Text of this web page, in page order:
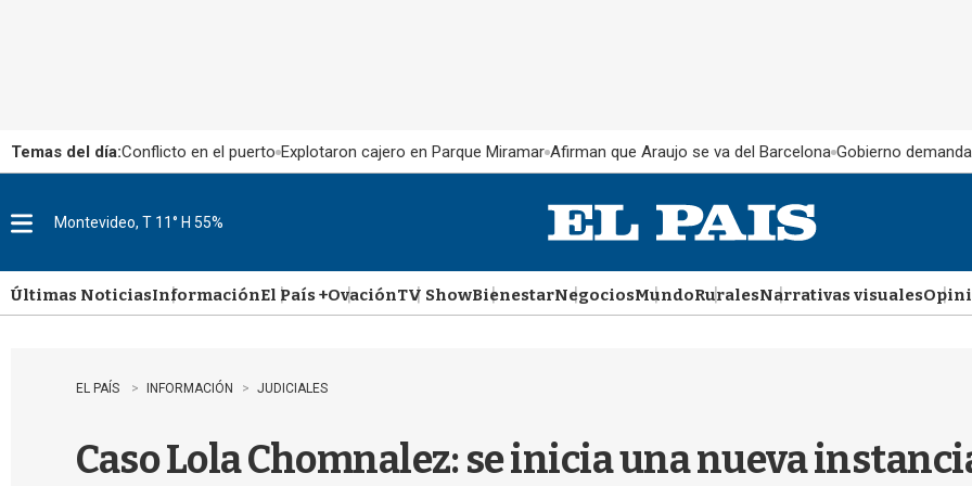
Temas del día:Conflicto en el puerto Explotaron cajero en Parque Miramar Afirman que Araujo se va del Barcelona Gobierno
u
Montevideo, T 11° H 55%
Últimas NoticiasInformaciónEl País +OvaciónTV ShowBienestarNegociosMundoRuralesNarrativas visuales
EL PAÍS INFORMACIÓN JUDICIALES
Caso Lola Chomnalez: se inicia una nueva